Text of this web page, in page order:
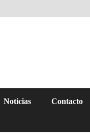
Noticias Contacto